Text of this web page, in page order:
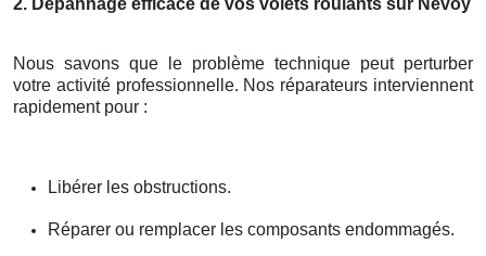
2. Dépannage efficace de vos volets roulants sur Nevoy
Nous savons que le problème technique peut perturber
votre activité professionnelle. Nos réparateurs interviennent
rapidement pour :
Libérer les obstructions.
Réparer ou remplacer les composants endommagés.